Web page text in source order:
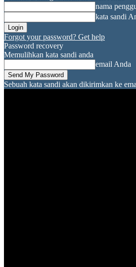
nama
kata sandi
Forgot your password? Get help
Password recovery
Memulihkan kata sandi anda
email Anda
Sebuah kata sandi akan dikirimkan ke